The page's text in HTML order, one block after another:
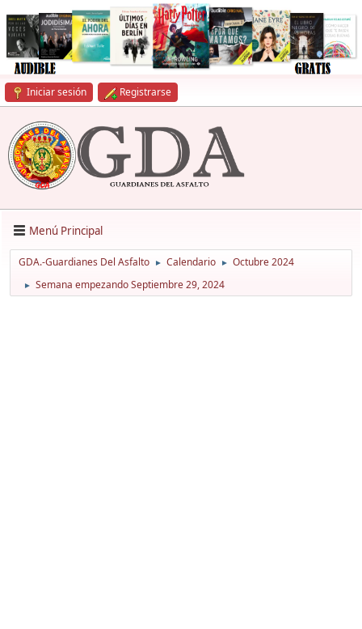
Iniciar sesión Registrarse
Menú Principal
GDA.-Guardianes Del Asfalto ► Calendario ► Octubre 2024
► Semana empezando Septiembre 29, 2024